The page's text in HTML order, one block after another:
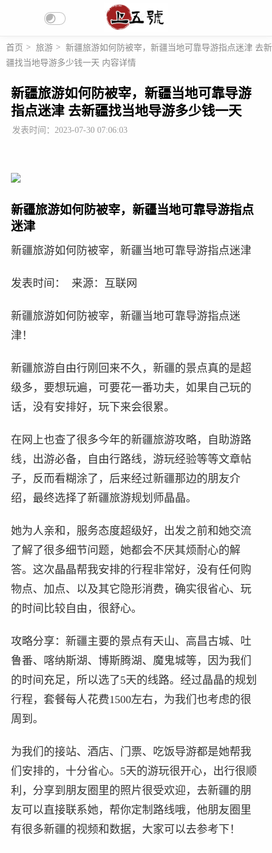
首页 > 旅游 > 新疆旅游如何防被宰，新疆当地可靠导游指点迷津 去新
疆找当地导游多少钱一天 内容详情
新疆旅游如何防被宰，新疆当地可靠导游
指点迷津 去新疆找当地导游多少钱一天
发表时间：2023-07-30 07:06:03
新疆旅游如何防被宰，新疆当地可靠导游指点
迷津
新疆旅游如何防被宰，新疆当地可靠导游指点迷津
发表时间： 来源：互联网
新疆旅游如何防被宰，新疆当地可靠导游指点迷
津！
新疆旅游自由行刚回来不久，新疆的景点真的是超
级多，要想玩遍，可要花一番功夫，如果自己玩的
话，没有安排好，玩下来会很累。
在网上也查了很多今年的新疆旅游攻略，自助游路
线，出游必备，自由行路线，游玩经验等等文章帖
子，反而看糊涂了，后来经过新疆那边的朋友介
绍，最终选择了新疆旅游规划师晶晶。
她为人亲和，服务态度超级好，出发之前和她交流
了解了很多细节问题，她都会不厌其烦耐心的解
答。这次晶晶帮我安排的行程非常好，没有任何购
物点、加点、以及其它隐形消费，确实很省心、玩
的时间比较自由，很舒心。
攻略分享：新疆主要的景点有天山、高昌古城、吐
鲁番、喀纳斯湖、博斯腾湖、魔鬼城等，因为我们
的时间充足，所以选了5天的线路。经过晶晶的规划
行程，套餐每人花费1500左右，为我们也考虑的很
周到。
为我们的接站、酒店、门票、吃饭导游都是她帮我
们安排的，十分省心。5天的游玩很开心，出行很顺
利，分享到朋友圈里的照片很受欢迎，去新疆的朋
友可以直接联系她，帮你定制路线哦，他朋友圈里
有很多新疆的视频和数据，大家可以去参考下！